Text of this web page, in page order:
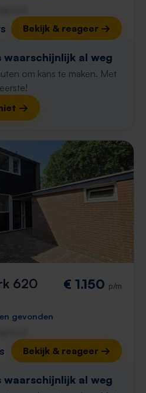
Bekijk & reageer →
waarschijnlijk al weg
om kans te maken. Met
→
620 € 1.150 p/m
gevonden
Bekijk & reageer →
waarschijnlijk al weg